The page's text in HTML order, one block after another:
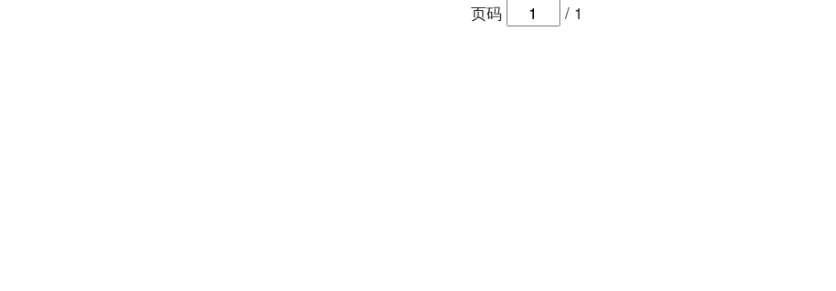
页码 / 1